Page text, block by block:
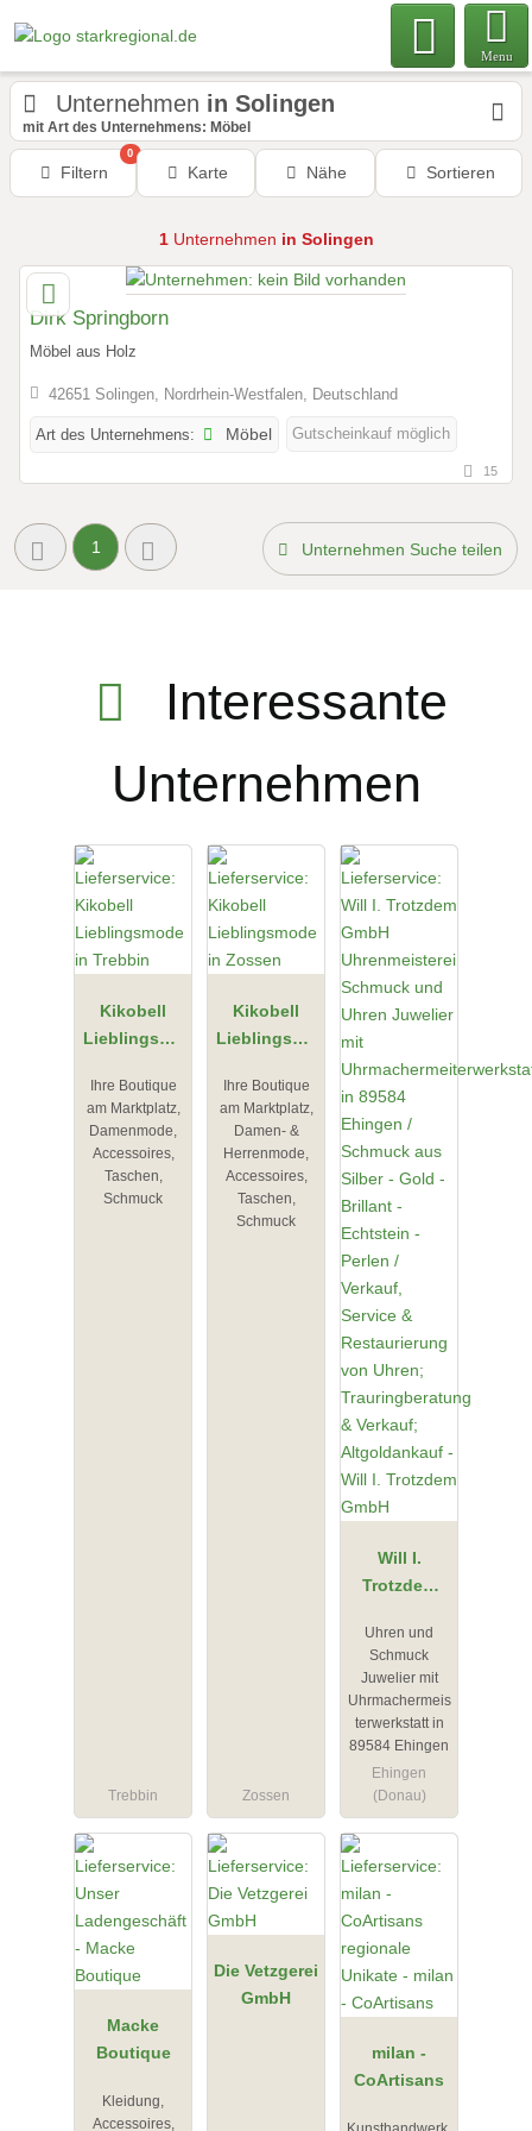
Menu
Unternehmen in Solingen
mit Art des Unternehmens: Möbel
Filtern
0
Karte Nähe Sortieren
1Unternehmen in Solingen
Dirk Springborn
Möbel aus Holz
42651 Solingen, Nordrhein-Westfalen, Deutschland
Art des Unternehmens: Möbel Gutscheinkauf möglich
15
1 Unternehmen Suche teilen
Interessante
Unternehmen
Kikobell
Lieblingsmo
Trebbin
Ihre Boutique
am Marktplatz,
Damenmode,
Accessoires,
Taschen,
Schmuck
Trebbin
Kikobell
Lieblingsmo
Zossen
Ihre Boutique
am Marktplatz,
Damen- &
Herrenmode,
Accessoires,
Taschen,
Schmuck
Zossen
Will I.
Trotzdem
Uhren und
Schmuck
Juwelier mit
Uhrmachermeis
terwerkstatt in
89584 Ehingen
Ehingen
(Donau)
Macke
Boutique
Kleidung,
Accessoires,
Die Vetzgerei
GmbH
milan -
CoArtisans